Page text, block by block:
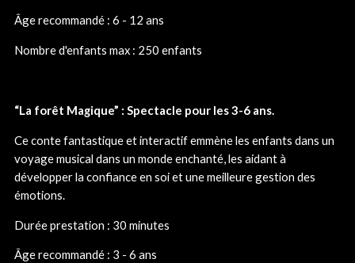
Âge recommandé : 6 - 12 ans
Nombre d'enfants max : 250 enfants
“La forêt Magique” : Spectacle pour les 3-6 ans.
Ce conte fantastique et interactif emmène les enfants dans un
voyage musical dans un monde enchanté, les aidant à
développer la confiance en soi et une meilleure gestion des
émotions.
Durée prestation : 30 minutes
Âge recommandé : 3 - 6 ans